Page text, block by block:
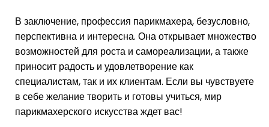
В заключение, профессия парикмахера, безусловно,
перспективна и интересна. Она открывает множество
возможностей для роста и самореализации, а также
приносит радость и удовлетворение как
специалистам, так и их клиентам. Если вы чувствуете
в себе желание творить и готовы учиться, мир
парикмахерского искусства ждет вас!